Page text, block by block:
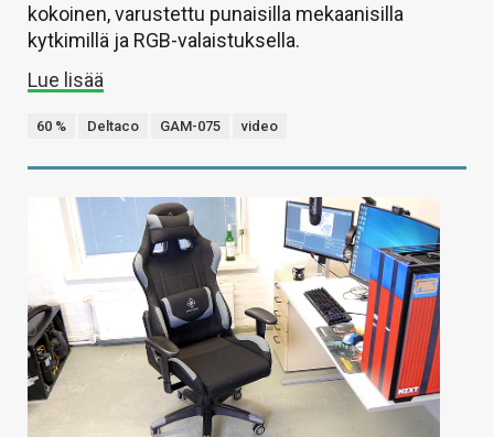
kokoinen, varustettu punaisilla mekaanisilla
kytkimillä ja RGB-valaistuksella.
Lue lisää
60 % Deltaco GAM-075 video